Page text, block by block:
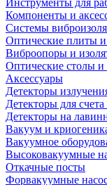
Инструменты для
Компоненты и
Системы
Оптические плиты
Виброопоры и
Оптические столы и
Аксессуары
Детекторы
Детекторы для
Детекторы на
Вакуум и
Вакуумное
Высоковакуумные
Откачные посты
Форвакуумные